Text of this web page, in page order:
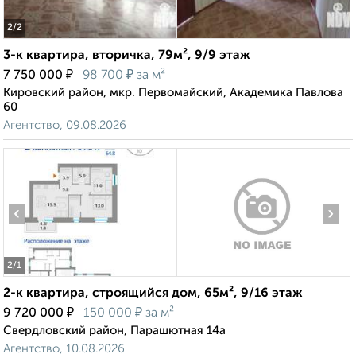
2/2
3-к квартира, вторичка, 79м², 9/9 этаж
7 750 000 ₽ 98 700 ₽ за м²
Кировский район, мкр. Первомайский, Академика Павлова
60
Агентство, 09.08.2026
2/1
‹ ›
2-к квартира, строящийся дом, 65м², 9/16 этаж
9 720 000 ₽ 150 000 ₽ за м²
Свердловский район, Парашютная 14а
Агентство, 10.08.2026